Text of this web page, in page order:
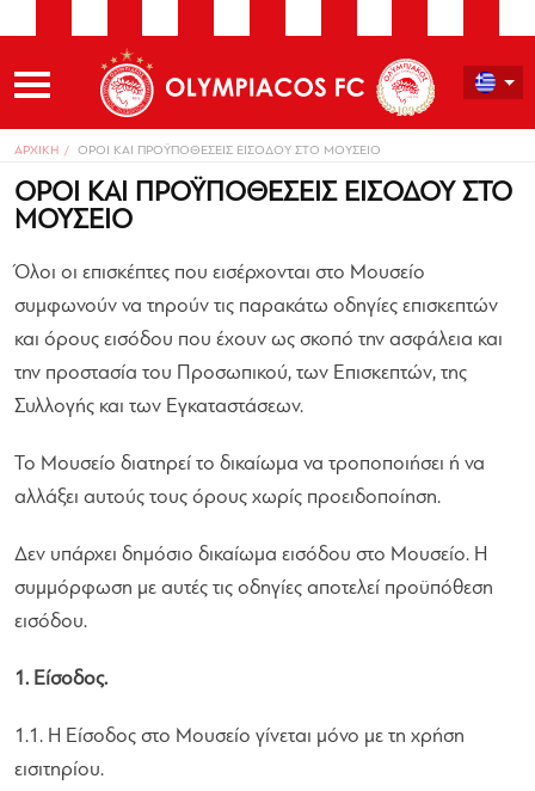
ΑΡΧΙΚΗ ΟΡΟΙ ΚΑΙ ΠΡΟΫΠΟΘΕΣΕΙΣ ΕΙΣΟΔΟΥ ΣΤΟ ΜΟΥΣΕΙΟ​
ΟΡΟΙ ΚΑΙ ΠΡΟΫΠΟΘΕΣΕΙΣ ΕΙΣΟΔΟΥ ΣΤΟ
ΜΟΥΣΕΙΟ​
Όλοι οι επισκέπτες που εισέρχονται στο Μουσείο
συμφωνούν να τηρούν τις παρακάτω οδηγίες επισκεπτών
και όρους εισόδου που έχουν ως σκοπό την ασφάλεια και
την προστασία του Προσωπικού, των Επισκεπτών, της
Συλλογής και των Εγκαταστάσεων.
Το Μουσείο διατηρεί το δικαίωμα να τροποποιήσει ή να
αλλάξει αυτούς τους όρους χωρίς προειδοποίηση.
Δεν υπάρχει δημόσιο δικαίωμα εισόδου στο Μουσείο. Η
συμμόρφωση με αυτές τις οδηγίες αποτελεί προϋπόθεση
εισόδου.
1. Είσοδος.
1.1. Η Είσοδος στο Μουσείο γίνεται μόνο με τη χρήση
εισιτηρίου.